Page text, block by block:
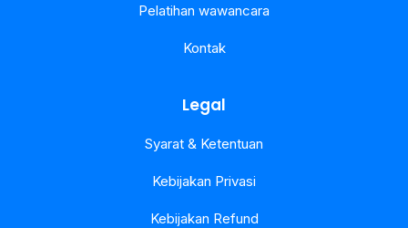
Pelatihan wawancara
Kontak
Legal
Syarat & Ketentuan
Kebijakan Privasi
Kebijakan Refund